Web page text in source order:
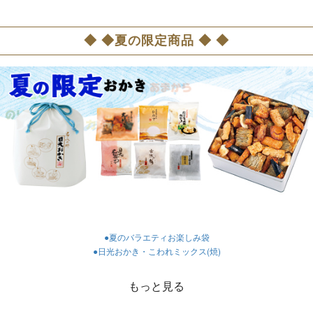
◆ ◆夏の限定商品 ◆ ◆
​​​​​​​●夏のバラエティお楽しみ袋
​​​​​​​●日光おかき・こわれミックス(焼)
もっと見る